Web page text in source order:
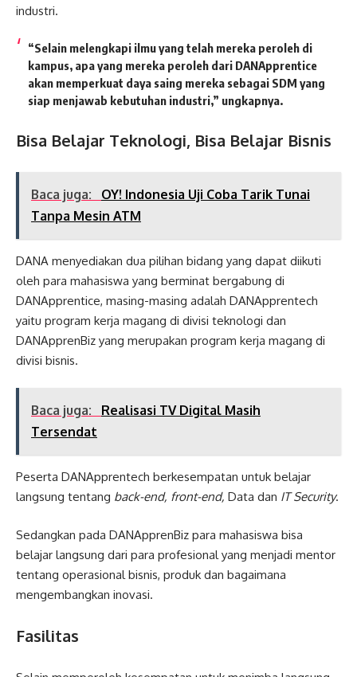
industri.
“Selain melengkapi ilmu yang telah mereka peroleh di
kampus, apa yang mereka peroleh dari DANApprentice
akan memperkuat daya saing mereka sebagai SDM yang
siap menjawab kebutuhan industri,” ungkapnya.
Bisa Belajar Teknologi, Bisa Belajar Bisnis
Baca juga:
OY! Indonesia Uji Coba Tarik Tunai
Tanpa Mesin ATM
DANA menyediakan dua pilihan bidang yang dapat diikuti
oleh para mahasiswa yang berminat bergabung di
DANApprentice, masing-masing adalah DANApprentech
yaitu program kerja magang di divisi teknologi dan
DANApprenBiz yang merupakan program kerja magang di
divisi bisnis.
Baca juga:
Realisasi TV Digital Masih
Tersendat
Peserta DANApprentech berkesempatan untuk belajar
langsung tentang back-end, front-end, Data dan IT Security.
Sedangkan pada DANApprenBiz para mahasiswa bisa
belajar langsung dari para profesional yang menjadi mentor
tentang operasional bisnis, produk dan bagaimana
mengembangkan inovasi.
Fasilitas